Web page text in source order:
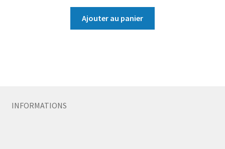
Ajouter au panier
INFORMATIONS